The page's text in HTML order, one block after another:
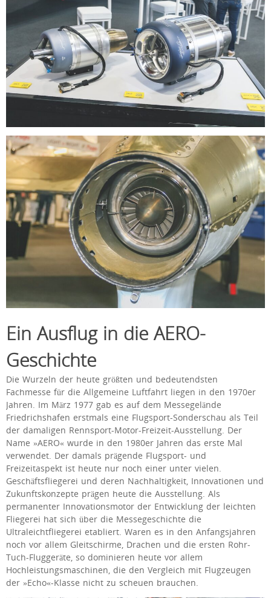
Ein Ausflug in die AERO-
Geschichte
Die Wurzeln der heute größten und bedeutendsten
Fachmesse für die Allgemeine Luftfahrt liegen in den 1970er
Jahren. Im März 1977 gab es auf dem Messegelände
Friedrichshafen erstmals eine Flugsport-Sonderschau als Teil
der damaligen Rennsport-Motor-Freizeit-Ausstellung. Der
Name »AERO« wurde in den 1980er Jahren das erste Mal
verwendet. Der damals prägende Flugsport- und
Freizeitaspekt ist heute nur noch einer unter vielen.
Geschäftsfliegerei und deren Nachhaltigkeit, Innovationen und
Zukunftskonzepte prägen heute die Ausstellung. Als
permanenter Innovationsmotor der Entwicklung der leichten
Fliegerei hat sich über die Messegeschichte die
Ultraleichtfliegerei etabliert. Waren es in den Anfangsjahren
noch vor allem Gleitschirme, Drachen und die ersten Rohr-
Tuch-Fluggeräte, so dominieren heute vor allem
Hochleistungsmaschinen, die den Vergleich mit Flugzeugen
der »Echo«-Klasse nicht zu scheuen brauchen.